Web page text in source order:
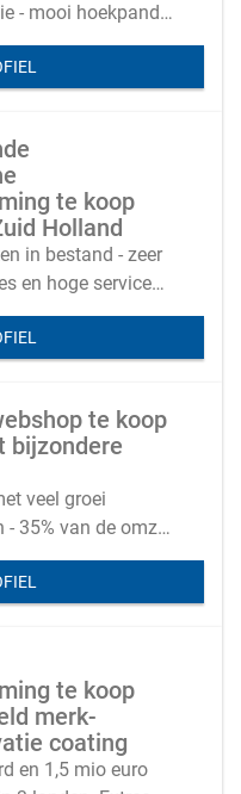
- mooi hoekpand
etalage.
te koop
Holland
in bestand - zeer
en hoge service
marges ver boven
te koop
bijzondere
veel groei
35% van de omzet
te koop
merk-
coating
en 1,5 mio euro